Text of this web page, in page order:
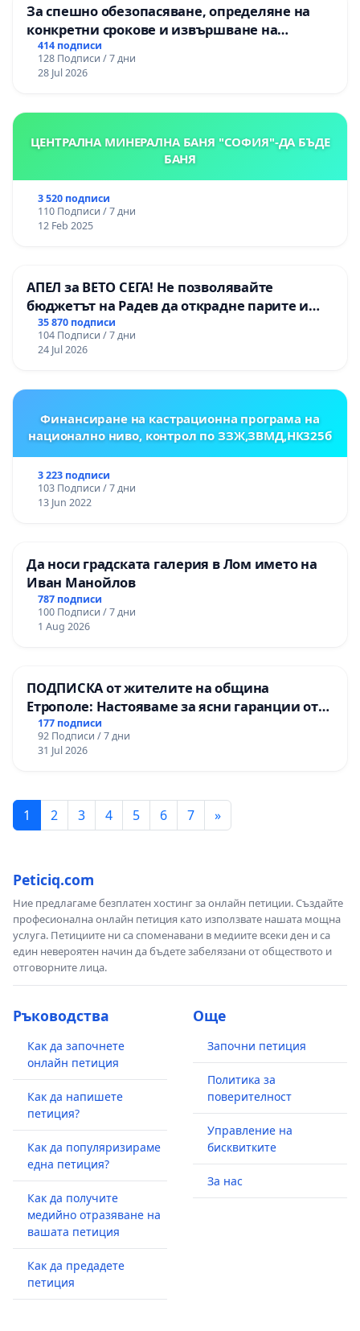
За спешно обезопасяване, определяне на
конкретни срокове и извършване на
цялостна рехабилитация на
републиканския път между пътен възел АМ
„Тракия“ - гр. Ихтиман - с. Мирово - к.к.
414 подписи
128 Подписи / 7 дни
28 Jul 2026
ЦЕНТРАЛНА МИНЕРАЛНА БАНЯ "СОФИЯ"-ДА БЪДЕ
БАНЯ
3 520 подписи
110 Подписи / 7 дни
12 Feb 2025
АПЕЛ за ВЕТО СЕГА! Не позволявайте
бюджетът на Радев да открадне парите и
правата ни в тъмното
35 870 подписи
104 Подписи / 7 дни
24 Jul 2026
Финансиране на кастрационна програма на
национално ниво, контрол по ЗЗЖ,ЗВМД,НК325б
3 223 подписи
103 Подписи / 7 дни
13 Jun 2022
Да носи градската галерия в Лом името на
Иван Манойлов
787 подписи
100 Подписи / 7 дни
1 Aug 2026
ПОДПИСКА от жителите на община
Етрополе: Настояваме за ясни гаранции от
“Елаците-МЕД” АД и от държавата, че ще се
изпълнят всички екологични норми!
177 подписи
92 Подписи / 7 дни
31 Jul 2026
1 2 3 4 5 6 7 »
Peticiq.com
Ние предлагаме безплатен хостинг за онлайн петиции. Създайте
професионална онлайн петиция като използвате нашата мощна
услуга. Петициите ни са споменавани в медиите всеки ден и са
един невероятен начин да бъдете забелязани от обществото и
отговорните лица.
Ръководства
Как да започнете
онлайн петиция
Как да напишете
петиция?
Как да популяризираме
една петиция?
Как да получите
медийно отразяване на
вашата петиция
Как да предадете
петиция
Още
Започни петиция
Политика за
поверителност
Управление на
бисквитките
За нас